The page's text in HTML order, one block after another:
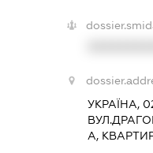
УКРАЇНА,
А,